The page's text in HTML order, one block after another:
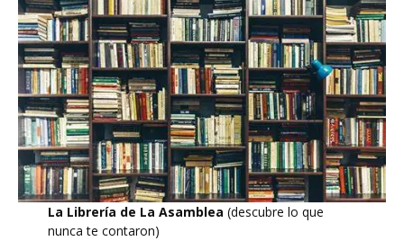
La Librería de La Asamblea (descubre lo que
nunca te contaron)